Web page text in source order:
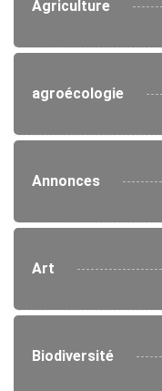
Agriculture
agroécologie
Annonces
Art
Biodiversité